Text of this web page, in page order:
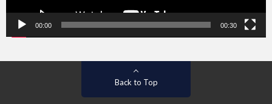
00:00 00:30
Back to Top